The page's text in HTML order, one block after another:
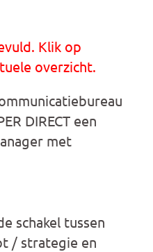
Klik op
overzicht.
DIRECT een
met
schakel tussen
/ strategie en